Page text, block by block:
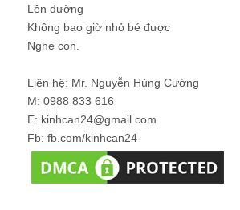
Lên đường
Không bao giờ nhỏ bé được
Nghe con.
Liên hệ: Mr. Nguyễn Hùng Cường
M: 0988 833 616
E: kinhcan24@gmail.com
Fb: fb.com/kinhcan24